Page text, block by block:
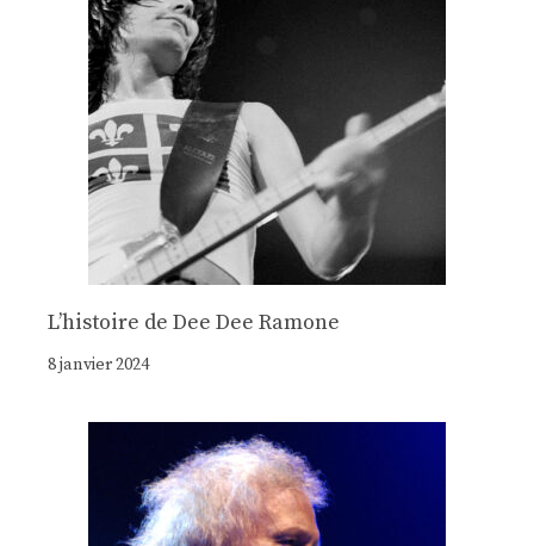
Lʼhistoire de Dee Dee Ramone
8 janvier 2024